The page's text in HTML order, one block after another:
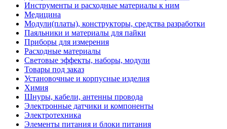
Инструменты и расходные материалы к ним
Медицина
Модули(платы), конструкторы, средства разработки
Паяльники и материалы для пайки
Приборы для измерения
Расходные материалы
Световые эффекты, наборы, модули
Товары под заказ
Установочные и корпусные изделия
Химия
Шнуры, кабели, антенны провода
Электронные датчики и компоненты
Электротехника
Элементы питания и блоки питания